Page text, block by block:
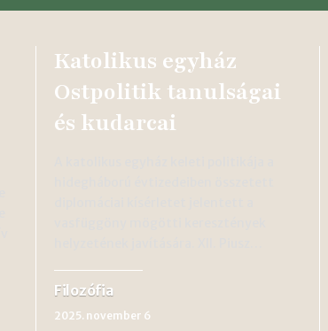
Katolikus egyház
Ostpolitik tanulságai
és kudarcai
Filozófia
2025. november 6